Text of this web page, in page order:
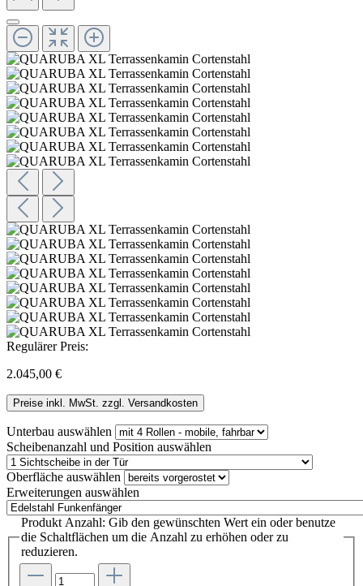
Regulärer Preis:
2.045,00 €
Preise inkl. MwSt. zzgl. Versandkosten
Unterbau auswählen
Scheibenanzahl und Position auswählen
Oberfläche auswählen
Erweiterungen auswählen
Produkt Anzahl: Gib den gewünschten Wert ein oder benutze
die Schaltflächen um die Anzahl zu erhöhen oder zu
reduzieren.